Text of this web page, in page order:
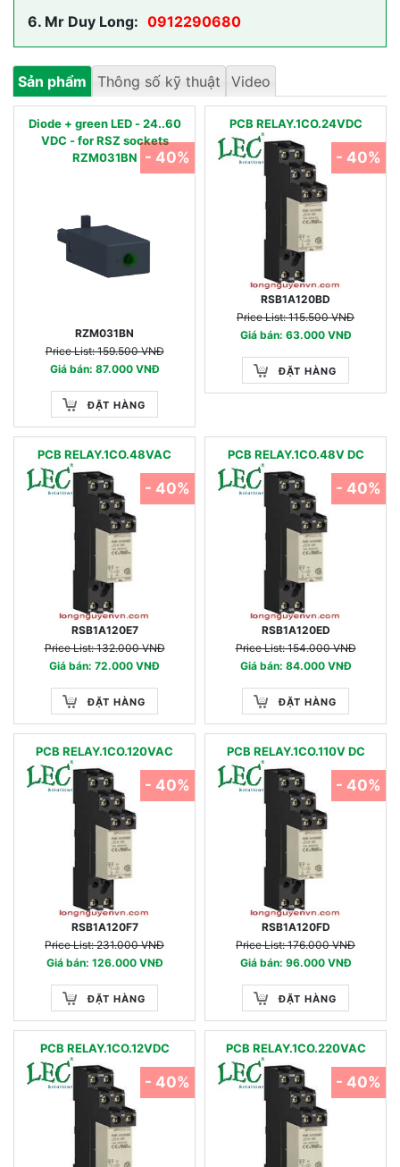
6. Mr Duy Long: 0912290680
Sản phẩm Thông số kỹ thuật Video
Diode + green LED - 24..60
VDC - for RSZ sockets
RZM031BN
RZM031BN
Price List: 159.500 VNĐ
Giá bán: 87.000 VNĐ
ĐẶT HÀNG
- 40%
PCB RELAY.1CO.24VDC
RSB1A120BD
Price List: 115.500 VNĐ
Giá bán: 63.000 VNĐ
ĐẶT HÀNG
- 40%
PCB RELAY.1CO.48VAC
RSB1A120E7
Price List: 132.000 VNĐ
Giá bán: 72.000 VNĐ
ĐẶT HÀNG
- 40%
PCB RELAY.1CO.48V DC
RSB1A120ED
Price List: 154.000 VNĐ
Giá bán: 84.000 VNĐ
ĐẶT HÀNG
- 40%
PCB RELAY.1CO.120VAC
RSB1A120F7
Price List: 231.000 VNĐ
Giá bán: 126.000 VNĐ
ĐẶT HÀNG
- 40%
PCB RELAY.1CO.110V DC
RSB1A120FD
Price List: 176.000 VNĐ
Giá bán: 96.000 VNĐ
ĐẶT HÀNG
- 40%
PCB RELAY.1CO.12VDC
- 40%
PCB RELAY.1CO.220VAC
- 40%